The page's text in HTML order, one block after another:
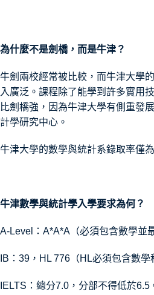
為什麼不是劍橋，而是牛津？
牛劍兩校經常被比較，而牛津大學
入廣泛。課程除了能學到許多實用
比劍橋強，因為牛津大學有側重發
計學研究中心。
牛津大學的數學與統計系錄取率僅
牛津數學與統計學入學要求為何？
A-Level：A*A*A（必須包含數學並
IB：39，HL 776（HL必須包含數學
IELTS：總分7.0，分部不得低於6.5